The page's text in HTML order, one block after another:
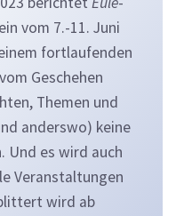
vom 7.-11. Juni
fortlaufenden
Geschehen
Themen und
anderswo) keine
Und es wird auch
Veranstaltungen
wird ab